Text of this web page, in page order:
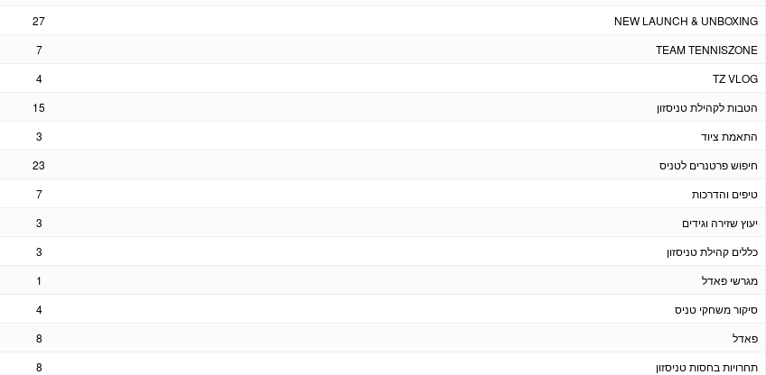
NEW LAUNCH & UNBOXING
27
TEAM TENNISZONE
7
TZ VLOG
4
הטבות לקהילת טניסזון
15
התאמת ציוד
3
חיפוש פרטנרים לטניס
23
טיפים והדרכות
7
יעוץ שזירה וגידים
3
כללים קהילת טניסזון
3
מגרשי פאדל
1
סיקור משחקי טניס
4
פאדל
8
תחרויות בחסות טניסזון
8